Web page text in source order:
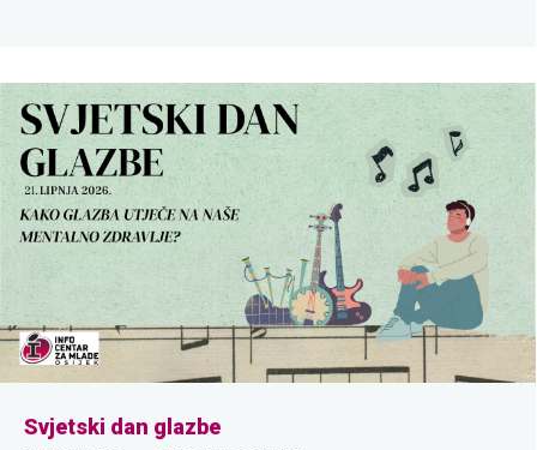
Svjetski dan glazbe